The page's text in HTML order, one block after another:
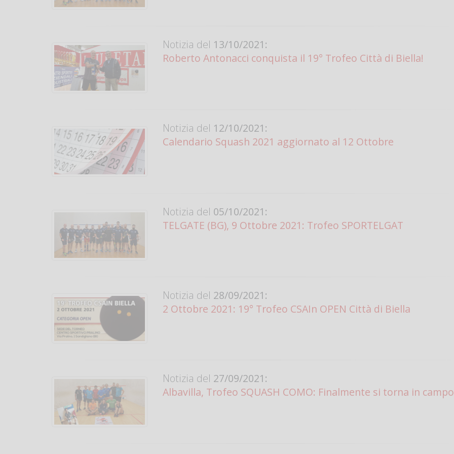
Notizia del 13/10/2021:
Roberto Antonacci conquista il 19° Trofeo Città di Biella!
Notizia del 12/10/2021:
Calendario Squash 2021 aggiornato al 12 Ottobre
Notizia del 05/10/2021:
TELGATE (BG), 9 Ottobre 2021: Trofeo SPORTELGAT
Notizia del 28/09/2021:
2 Ottobre 2021: 19° Trofeo CSAIn OPEN Città di Biella
Notizia del 27/09/2021:
Albavilla, Trofeo SQUASH COMO: Finalmente si torna in